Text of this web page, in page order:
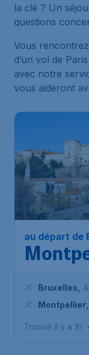
la clé ? Un
questions
Vous
d’un vol de
avec notre
vous aideront
au départ de
Bruxelles
Bruxelles-
Montpellier
Trouvé il y a 1h